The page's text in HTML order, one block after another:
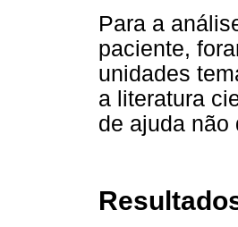
Para a
paciente,
unidades
a literatura
de ajuda não